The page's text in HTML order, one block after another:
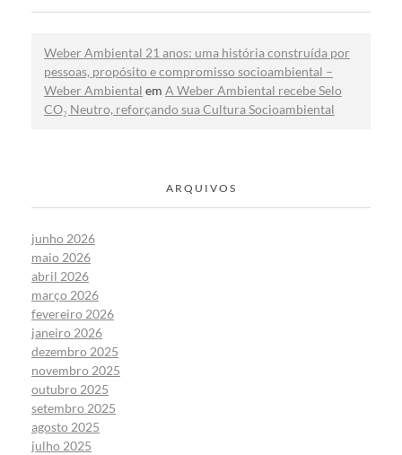
Weber Ambiental 21 anos: uma história construída por
pessoas, propósito e compromisso socioambiental –
Weber Ambiental em A Weber Ambiental recebe Selo
CO₂ Neutro, reforçando sua Cultura Socioambiental
ARQUIVOS
junho 2026
maio 2026
abril 2026
março 2026
fevereiro 2026
janeiro 2026
dezembro 2025
novembro 2025
outubro 2025
setembro 2025
agosto 2025
julho 2025